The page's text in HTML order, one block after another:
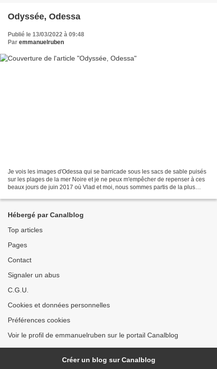
Odyssée, Odessa
Publié le 13/03/2022 à 09:48
Par emmanuelruben
Je vois les images d'Odessa qui se barricade sous les sacs de sable puisés
sur les plages de la mer Noire et je ne peux m'empêcher de repenser à ces
beaux jours de juin 2017 où Vlad et moi, nous sommes partis de la plus
Hébergé par Canalblog
Top articles
Pages
Contact
Signaler un abus
C.G.U.
Cookies et données personnelles
Préférences cookies
Voir le profil de emmanuelruben sur le portail Canalblog
Créer un blog sur Canalblog